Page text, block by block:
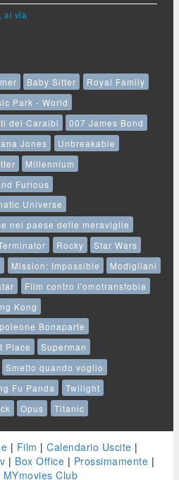
al via
Baby Sitter
Royal Family
Park - World
dei Caraibi
007 James Bond
Jones
Unbreakable
Millennium
Furious
Universe
nel paese delle meraviglie
Rocky
Star Wars
Mission: Impossible
Modigliani
Film contro l'omotransfobia
Kong
Bonaparte
Place
Superman
Smetto quando voglio
Fu Panda
Twilight
Opus Titanic
| Film | Calendario Uscite |
| Box Office | Prossimamente |
MYmovies Club